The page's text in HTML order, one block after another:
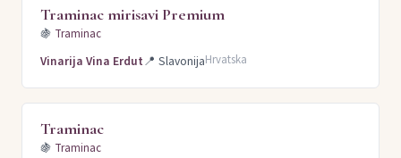
Traminac mirisavi Premium
🍇 Traminac
Vinarija Vina Erdut📍 SlavonijaHrvatska
Traminac
🍇 Traminac